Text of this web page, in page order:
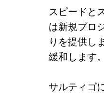
スピードと
は新規プロ
りを提供し
緩和します。
サルティゴ